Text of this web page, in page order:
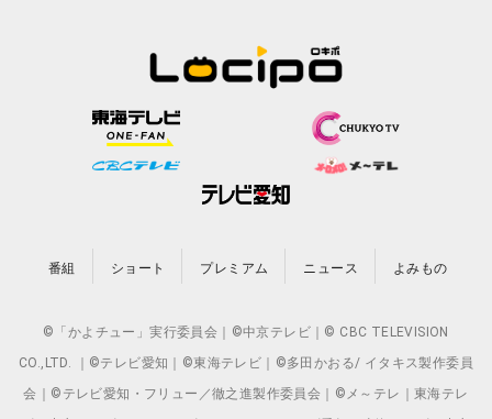
番組 ショート プレミアム ニュース よみもの
©「かよチュー」実行委員会｜©中京テレビ｜© CBC TELEVISION
CO.,LTD. ｜©テレビ愛知｜©東海テレビ｜©多田かおる/ イタキス製作委員
会｜©テレビ愛知・フリュー／徹之進製作委員会｜©メ～テレ｜東海テレ